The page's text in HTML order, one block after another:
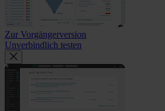
Zur Vorgängerversion
Unverbindlich testen